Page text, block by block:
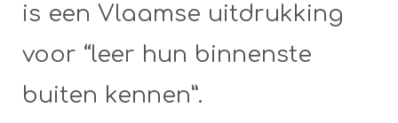
is een Vlaamse uitdrukking
voor “leer hun binnenste
buiten kennen”.